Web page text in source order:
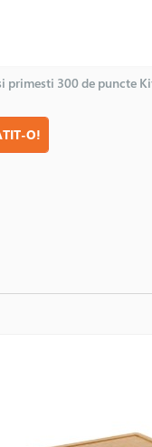
primesti 300 de puncte
O!